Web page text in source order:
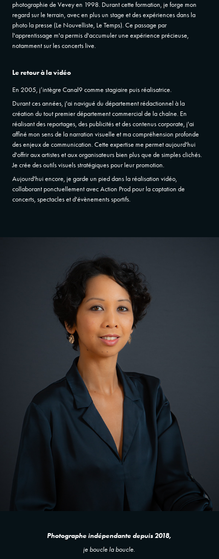
photographie de Vevey en 1998. Durant cette formation, je forge mon
regard sur le terrain, avec en plus un stage et des expériences dans la
photo la presse (Le Nouvelliste, Le Temps).Ce passage par
l'apprentissage m'a permis d'accumuler une expérience précieuse,
notamment sur les concerts live.
Le retour à la vidéo
En 2005, j’intègre Canal9 comme stagiaire puis réalisatrice.
Durant ces années, j'ai navigué du département rédactionnel à la
création du tout premier département commercial de la chaîne. En
réalisant des reportages, des publicités et des contenus corporate, j'ai
affiné mon sens de la narration visuelle et ma compréhension profonde
des enjeux de communication. Cette expertise me permet aujourd'hui
d'offrir aux artistes et aux organisateurs bien plus que de simples clichés.
Je crée des outils visuels stratégiques pour leur promotion.
Aujourd'hui encore, je garde un pied dans la réalisation vidéo,
collaborant ponctuellement avec Action Prod pour la captation de
concerts, spectacles et d'évènements sportifs.
Photographe indépendante depuis 2018,
je boucle la boucle.